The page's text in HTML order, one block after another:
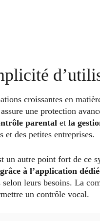
croissantes en
une protection
parental et la
et des petites entreprises.
un autre point fort de ce
à l’application
selon leurs besoins. La
un contrôle vocal.